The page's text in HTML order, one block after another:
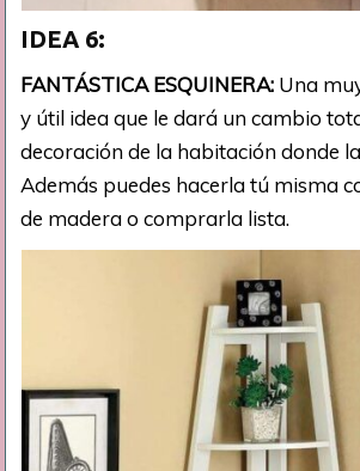
IDEA 6:
FANTÁSTICA ESQUINERA: Una
y útil idea que le dará un cambio
decoración de la habitación donde
Además puedes hacerla tú misma
de madera o comprarla lista.